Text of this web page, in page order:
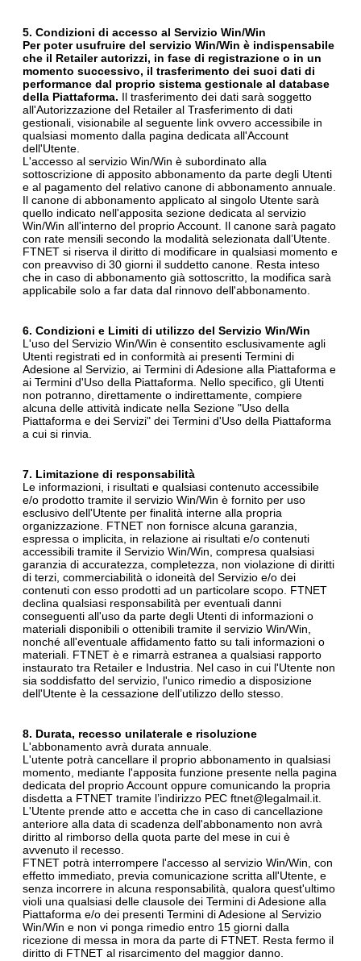
5. Condizioni di accesso al Servizio Win/Win
Per poter usufruire del servizio Win/Win è indispensabile
che il Retailer autorizzi, in fase di registrazione o in un
momento successivo, il trasferimento dei suoi dati di
performance dal proprio sistema gestionale al database
della Piattaforma. Il trasferimento dei dati sarà soggetto
all'Autorizzazione del Retailer al Trasferimento di dati
gestionali, visionabile al seguente link ovvero accessibile in
qualsiasi momento dalla pagina dedicata all'Account
dell'Utente.
L'accesso al servizio Win/Win è subordinato alla
sottoscrizione di apposito abbonamento da parte degli Utenti
e al pagamento del relativo canone di abbonamento annuale.
Il canone di abbonamento applicato al singolo Utente sarà
quello indicato nell'apposita sezione dedicata al servizio
Win/Win all'interno del proprio Account. Il canone sarà pagato
con rate mensili secondo la modalità selezionata dall’Utente.
FTNET si riserva il diritto di modificare in qualsiasi momento e
con preavviso di 30 giorni il suddetto canone. Resta inteso
che in caso di abbonamento già sottoscritto, la modifica sarà
applicabile solo a far data dal rinnovo dell'abbonamento.
6. Condizioni e Limiti di utilizzo del Servizio Win/Win
L'uso del Servizio Win/Win è consentito esclusivamente agli
Utenti registrati ed in conformità ai presenti Termini di
Adesione al Servizio, ai Termini di Adesione alla Piattaforma e
ai Termini d'Uso della Piattaforma. Nello specifico, gli Utenti
non potranno, direttamente o indirettamente, compiere
alcuna delle attività indicate nella Sezione "Uso della
Piattaforma e dei Servizi" dei Termini d'Uso della Piattaforma
a cui si rinvia.
7. Limitazione di responsabilità
Le informazioni, i risultati e qualsiasi contenuto accessibile
e/o prodotto tramite il servizio Win/Win è fornito per uso
esclusivo dell'Utente per finalità interne alla propria
organizzazione. FTNET non fornisce alcuna garanzia,
espressa o implicita, in relazione ai risultati e/o contenuti
accessibili tramite il Servizio Win/Win, compresa qualsiasi
garanzia di accuratezza, completezza, non violazione di diritti
di terzi, commerciabilità o idoneità del Servizio e/o dei
contenuti con esso prodotti ad un particolare scopo. FTNET
declina qualsiasi responsabilità per eventuali danni
conseguenti all'uso da parte degli Utenti di informazioni o
materiali disponibili o ottenibili tramite il servizio Win/Win,
nonché all'eventuale affidamento fatto su tali informazioni o
materiali. FTNET è e rimarrà estranea a qualsiasi rapporto
instaurato tra Retailer e Industria. Nel caso in cui l'Utente non
sia soddisfatto del servizio, l'unico rimedio a disposizione
dell'Utente è la cessazione dell’utilizzo dello stesso.
8. Durata, recesso unilaterale e risoluzione
L'abbonamento avrà durata annuale.
L'utente potrà cancellare il proprio abbonamento in qualsiasi
momento, mediante l'apposita funzione presente nella pagina
dedicata del proprio Account oppure comunicando la propria
disdetta a FTNET tramite l’indirizzo PEC ftnet@legalmail.it.
L'Utente prende atto e accetta che in caso di cancellazione
anteriore alla data di scadenza dell'abbonamento non avrà
diritto al rimborso della quota parte del mese in cui è
avvenuto il recesso.
FTNET potrà interrompere l'accesso al servizio Win/Win, con
effetto immediato, previa comunicazione scritta all'Utente, e
senza incorrere in alcuna responsabilità, qualora quest'ultimo
violi una qualsiasi delle clausole dei Termini di Adesione alla
Piattaforma e/o dei presenti Termini di Adesione al Servizio
Win/Win e non vi ponga rimedio entro 15 giorni dalla
ricezione di messa in mora da parte di FTNET. Resta fermo il
diritto di FTNET al risarcimento del maggior danno.